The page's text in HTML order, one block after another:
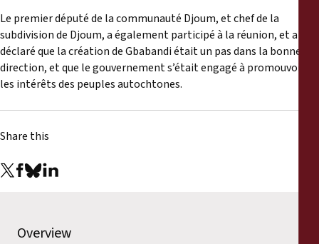
Le premier député de la communauté Djoum, et chef de la
subdivision de Djoum, a également participé à la réunion, et a
déclaré que la création de Gbabandi était un pas dans la bonne
direction, et que le gouvernement s’était engagé à promouvoir
les intérêts des peuples autochtones.
Share this
Overview